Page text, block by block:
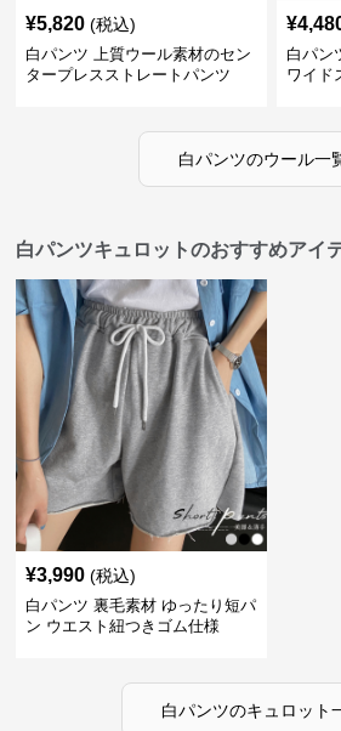
¥5,820 (税込)
白パンツ 上質ウール素材のセン
タープレスストレートパンツ
¥
白パン
ワイド
白パンツのウール一
白パンツキュロットのおすすめアイ
¥3,990 (税込)
白パンツ 裏毛素材 ゆったり短パ
ン ウエスト紐つきゴム仕様
白パンツのキュロット